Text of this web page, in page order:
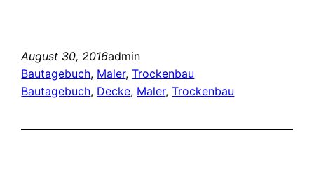
August 30, 2016admin
Bautagebuch, Maler, Trockenbau
Bautagebuch, Decke, Maler, Trockenbau